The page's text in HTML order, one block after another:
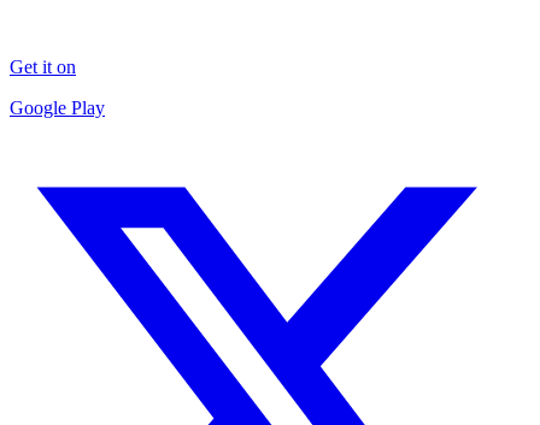
Get it on
Google Play